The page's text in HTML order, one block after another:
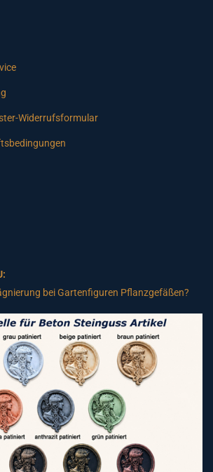
Widerrufsformular
bei Gartenfiguren Pflanzgefäßen?